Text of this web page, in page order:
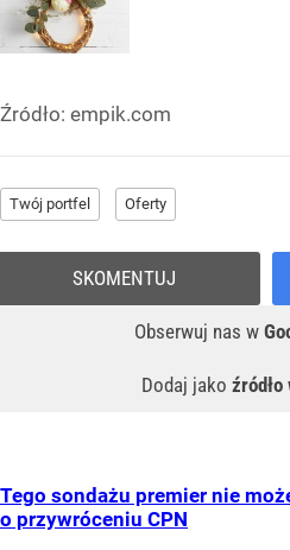
Źródło: empik.com
Twój portfel Oferty
Obserwuj nas w
Dodaj jako źródło
SKOMENTUJ
Tego sondażu premier nie
o przywróceniu CPN